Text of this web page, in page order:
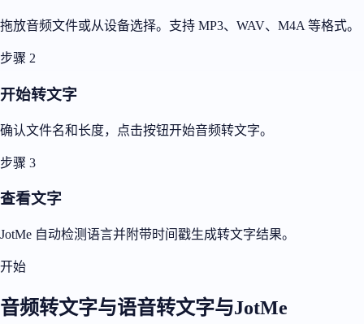
拖放音频文件或从设备选择。支持 MP3、WAV、M4A 等格式。
步骤 2
开始转文字
确认文件名和长度，点击按钮开始音频转文字。
步骤 3
查看文字
JotMe 自动检测语言并附带时间戳生成转文字结果。
开始
音频转文字与语音转文字与JotMe